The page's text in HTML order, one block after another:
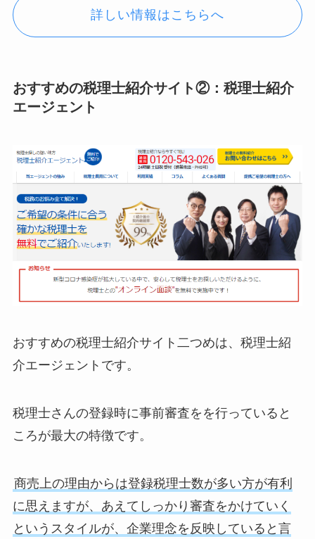
詳しい情報はこちらへ
おすすめの税理士紹介サイト②：税理士紹介
エージェント
おすすめの税理士紹介サイト二つめは、税理士紹
介エージェントです。
税理士さんの登録時に事前審査をを行っていると
ころが最大の特徴です。
商売上の理由からは登録税理士数が多い方が有利
に思えますが、あえてしっかり審査をかけていく
というスタイルが、企業理念を反映していると言